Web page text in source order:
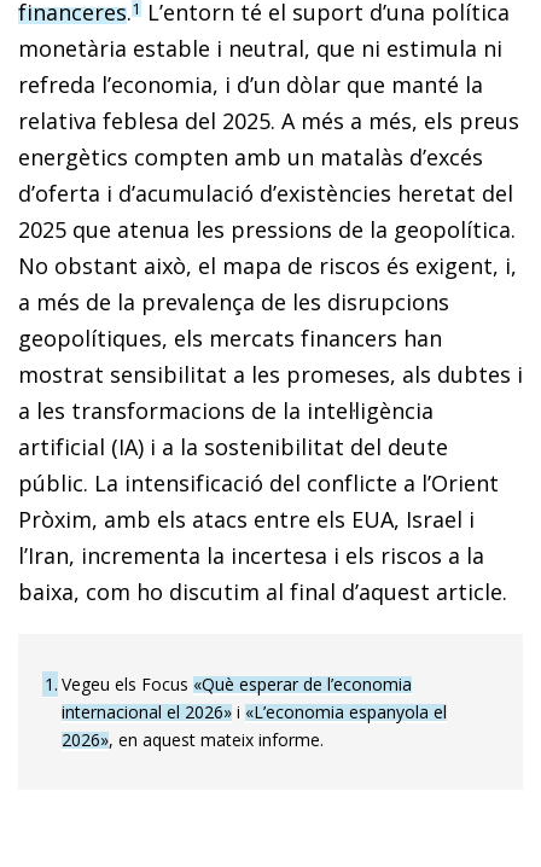
financeres.1 L’entorn té el suport d’una política
monetària estable i neutral, que ni estimula ni
refreda l’economia, i d’un dòlar que manté la
relativa feblesa del 2025. A més a més, els preus
energètics compten amb un matalàs d’excés
d’oferta i d’acumulació d’existències heretat del
2025 que atenua les pressions de la geopolítica.
No obstant això, el mapa de riscos és exigent, i,
a més de la prevalença de les disrupcions
geopolítiques, els mercats financers han
mostrat sensibilitat a les promeses, als dubtes i
a les transformacions de la intel·ligència
artificial (IA) i a la sostenibilitat del deute
públic. La intensificació del conflicte a l’Orient
Pròxim, amb els atacs entre els EUA, Israel i
l’Iran, incrementa la incertesa i els riscos a la
baixa, com ho discutim al final d’aquest article.
1 Vegeu els Focus «Què esperar de l’economia
internacional el 2026» i «L’economia espanyola el
2026», en aquest mateix informe.